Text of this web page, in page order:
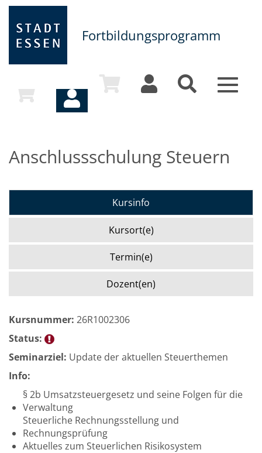
Fortbildungsprogramm
Toggle
Anschlussschulung Steuern
Kursinfo
Kursort(e)
Termin(e)
Dozent(en)
Kursnummer: 26R1002306
Status:
Seminarziel: Update der aktuellen Steuerthemen
Info:
§ 2b Umsatzsteuergesetz und seine Folgen für die
Verwaltung
Steuerliche Rechnungsstellung und
Rechnungsprüfung
Aktuelles zum Steuerlichen Risikosystem